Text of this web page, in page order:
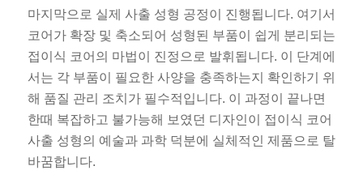
마지막으로 실제 사출 성형 공정이 진행됩니다. 여기서
코어가 확장 및 축소되어 성형된 부품이 쉽게 분리되는
접이식 코어의 마법이 진정으로 발휘됩니다. 이 단계에
서는 각 부품이 필요한 사양을 충족하는지 확인하기 위
해 품질 관리 조치가 필수적입니다. 이 과정이 끝나면
한때 복잡하고 불가능해 보였던 디자인이 접이식 코어
사출 성형의 예술과 과학 덕분에 실체적인 제품으로 탈
바꿈합니다.